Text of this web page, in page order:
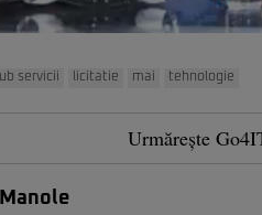
servicii licitatie mai tehnologie
Urmărește